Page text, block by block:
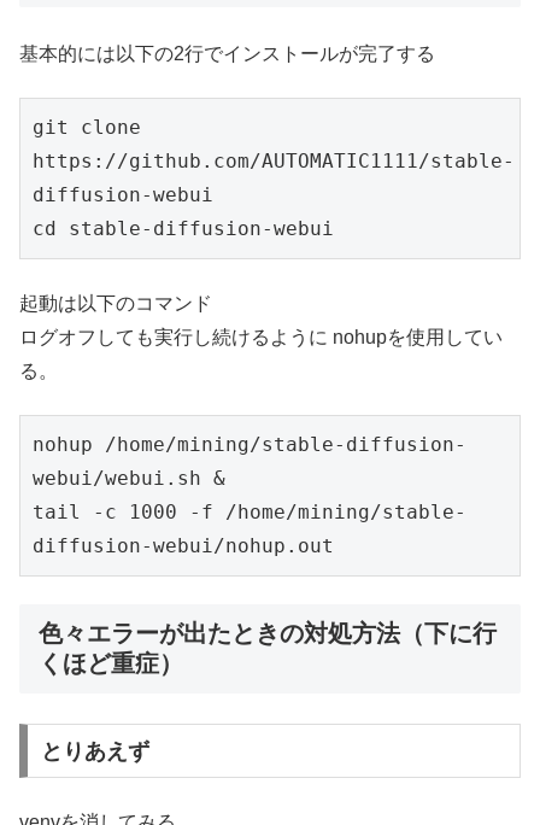
基本的には以下の2行でインストールが完了する
git clone
https://github.com/AUTOMATIC1111/stable-
diffusion-webui
cd stable-diffusion-webui
起動は以下のコマンド
ログオフしても実行し続けるように nohupを使用してい
る。
nohup /home/mining/stable-diffusion-
webui/webui.sh &
tail -c 1000 -f /home/mining/stable-
diffusion-webui/nohup.out
色々エラーが出たときの対処方法（下に行
くほど重症）
とりあえず